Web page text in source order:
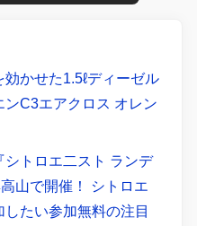
かせた1.5ℓディーゼル
C3エアクロス オレン
トロエ二スト ランデ
山で開催！ シトロエ
たい参加無料の注目